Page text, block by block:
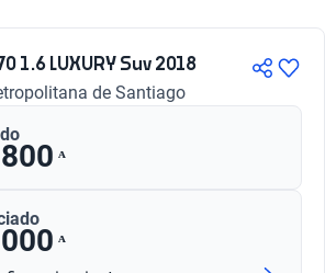
1.6 LUXURY Suv 2018
de Santiago
ᴬ
ᴬ